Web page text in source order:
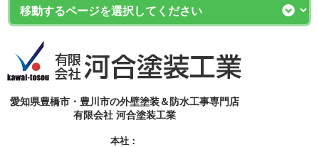
愛知県豊橋市・豊川市の外壁塗装＆防水工事専門店
有限会社 河合塗装工業
本社：